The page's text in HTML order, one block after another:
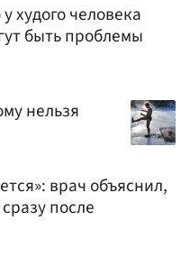
худого человека
быть проблемы
нельзя
врач объяснил,
после